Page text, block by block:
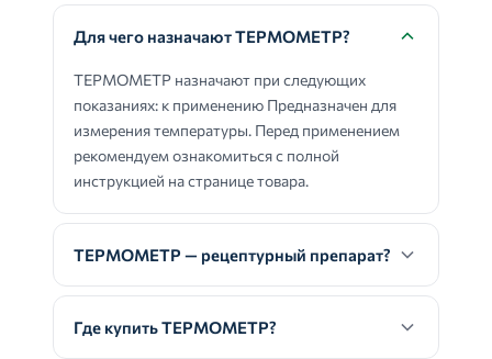
Для чего назначают ТЕРМОМЕТР?
ТЕРМОМЕТР назначают при следующих
показаниях: к применению Предназначен для
измерения температуры. Перед применением
рекомендуем ознакомиться с полной
инструкцией на странице товара.
ТЕРМОМЕТР — рецептурный препарат?
Где купить ТЕРМОМЕТР?